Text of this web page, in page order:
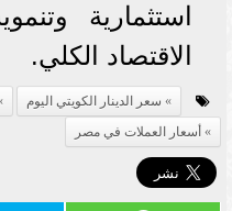
استثمارية
الاقتصاد الكلي.
سعر الدينار الكويتي اليوم
أسعار العملات في مصر